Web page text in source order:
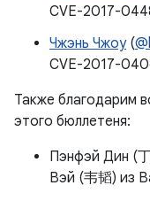
CVE-2017-
Чжэнь Чжоу(
CVE-2017-
Также благодарим
этого бюллетеня:
Пэнфэй Дин (
Вэй (韦韬) из